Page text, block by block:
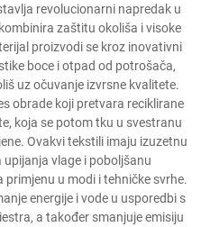
revolucionarni napredak u
zaštitu okoliša i visoke
proizvodi se kroz inovativni
boce i otpad od potrošača,
uz očuvanje izvrsne kvalitete.
obrade koji pretvara reciklirane
koja se potom tku u svestranu
Ovakvi tekstili imaju izuzetnu
vlage i poboljšanu
u modi i tehničke svrhe.
energije i vode u usporedbi s
a također smanjuje emisiju